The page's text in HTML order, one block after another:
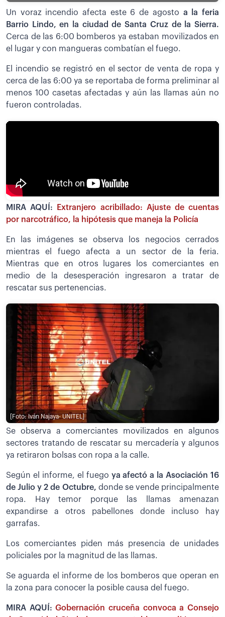
Un voraz incendio afecta este 6 de agosto a la feria
Barrio Lindo, en la ciudad de Santa Cruz de la Sierra.
Cerca de las 6:00 bomberos ya estaban movilizados en
el lugar y con mangueras combatían el fuego.
El incendio se registró en el sector de venta de ropa y
cerca de las 6:00 ya se reportaba de forma preliminar al
menos 100 casetas afectadas y aún las llamas aún no
fueron controladas.
MIRA AQUÍ:
Extranjero acribillado: Ajuste de cuentas
por narcotráfico, la hipótesis que maneja la Policía
En las imágenes se observa los negocios cerrados
mientras el fuego afecta a un sector de la feria.
Mientras que en otros lugares los comerciantes en
medio de la desesperación ingresaron a tratar de
rescatar sus pertenencias.
[Foto: Iván Najaya- UNITEL]
Se observa a comerciantes movilizados en algunos
sectores tratando de rescatar su mercadería y algunos
ya retiraron bolsas con ropa a la calle.
Según el informe, el fuego ya afectó a la Asociación 16
de Julio y 2 de Octubre, donde se vende principalmente
ropa. Hay temor porque las llamas amenazan
expandirse a otros pabellones donde incluso hay
garrafas.
Los comerciantes piden más presencia de unidades
policiales por la magnitud de las llamas.
Se aguarda el informe de los bomberos que operan en
la zona para conocer la posible causa del fuego.
MIRA AQUÍ:Gobernación cruceña convoca a Consejo